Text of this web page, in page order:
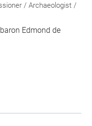
/ Archaeologist /
Edmond de